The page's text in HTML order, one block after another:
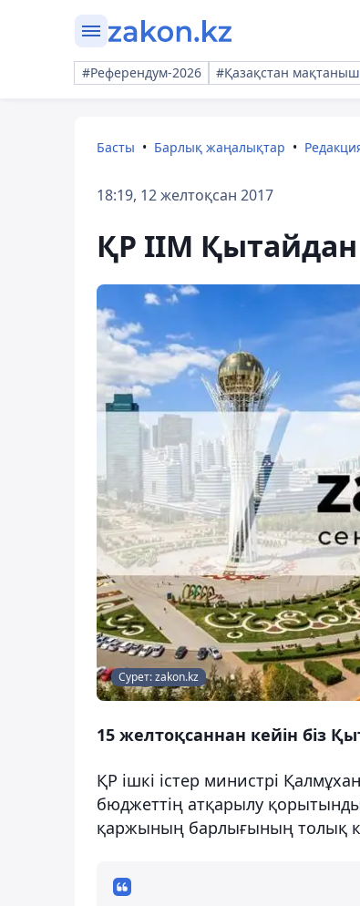
#Референдум-2026 #Қазақстан
Басты Барлық жаңалықтар
18:19, 12 желтоқсан 2017
ҚР ІІМ
Сурет: zakon.kz
15 желтоқсаннан кейін біз
ҚР ішкі істер министрі
бюджеттің атқарылу
қаржының барлығының толық